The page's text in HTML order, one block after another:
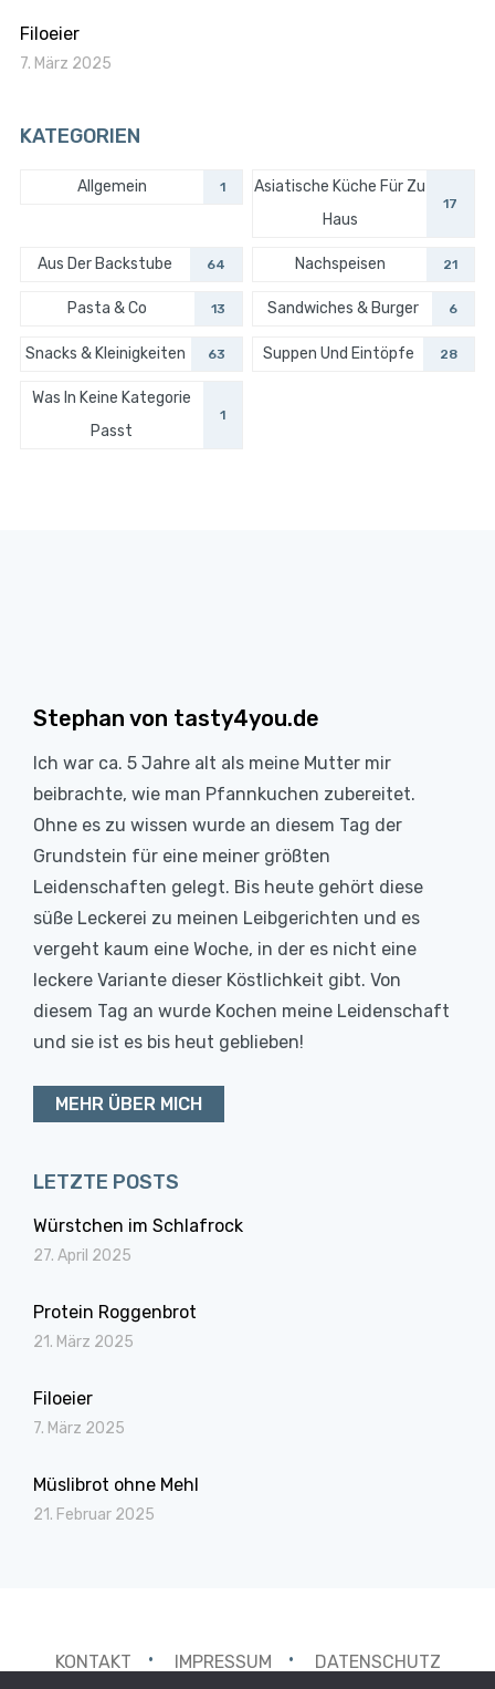
Filoeier
7. März 2025
KATEGORIEN
Allgemein 1
Asiatische Küche Für Zu
Haus
17
Aus Der Backstube 64 Nachspeisen 21
Pasta & Co 13 Sandwiches & Burger 6
Snacks & Kleinigkeiten 63 Suppen Und Eintöpfe 28
Was In Keine Kategorie
Passt
1
Stephan von tasty4you.de
Ich war ca. 5 Jahre alt als meine Mutter mir
beibrachte, wie man Pfannkuchen zubereitet.
Ohne es zu wissen wurde an diesem Tag der
Grundstein für eine meiner größten
Leidenschaften gelegt. Bis heute gehört diese
süße Leckerei zu meinen Leibgerichten und es
vergeht kaum eine Woche, in der es nicht eine
leckere Variante dieser Köstlichkeit gibt. Von
diesem Tag an wurde Kochen meine Leidenschaft
und sie ist es bis heut geblieben!
MEHR ÜBER MICH
LETZTE POSTS
Würstchen im Schlafrock
27. April 2025
Protein Roggenbrot
21. März 2025
Filoeier
7. März 2025
Müslibrot ohne Mehl
21. Februar 2025
KONTAKT IMPRESSUM DATENSCHUTZ